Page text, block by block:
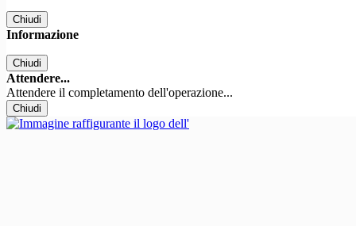
Chiudi
Informazione
Chiudi
Attendere...
Attendere il completamento dell'operazione...
Chiudi